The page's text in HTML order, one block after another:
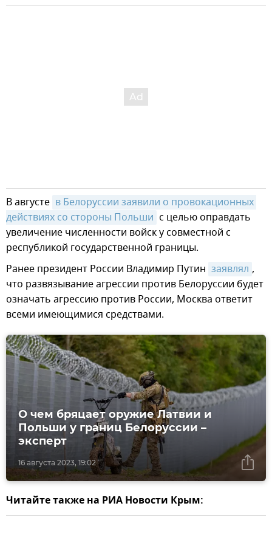
В августе в Белоруссии заявили о провокационных
действиях со стороны Польши с целью оправдать
увеличение численности войск у совместной с
республикой государственной границы.
Ранее президент России Владимир Путин заявлял ,
что развязывание агрессии против Белоруссии будет
означать агрессию против России, Москва ответит
всеми имеющимися средствами.
16 августа 2023, 19:02
О чем бряцает оружие Латвии и
Польши у границ Белоруссии –
эксперт
Читайте также на РИА Новости Крым: